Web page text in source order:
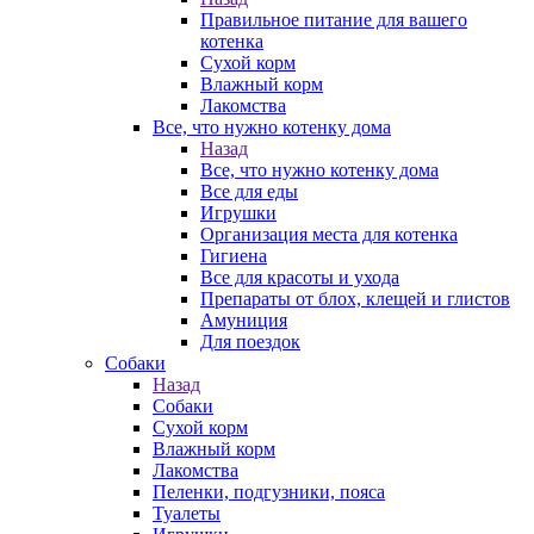
Правильное питание для вашего
котенка
Сухой корм
Влажный корм
Лакомства
Все, что нужно котенку дома
Назад
Все, что нужно котенку дома
Все для еды
Игрушки
Организация места для котенка
Гигиена
Все для красоты и ухода
Препараты от блох, клещей и глистов
Амуниция
Для поездок
Собаки
Назад
Собаки
Сухой корм
Влажный корм
Лакомства
Пеленки, подгузники, пояса
Туалеты